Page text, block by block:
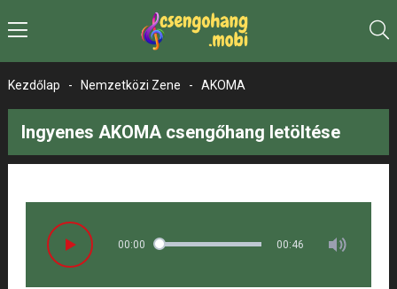
Kezdőlap - Nemzetközi Zene - AKOMA
Ingyenes AKOMA csengőhang letöltése
00:00 00:46